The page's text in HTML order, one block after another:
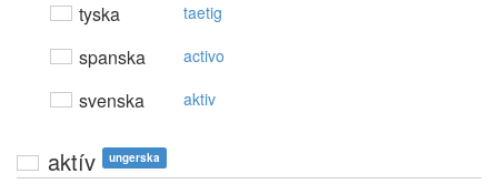
tyska taetig
spanska activo
svenska aktiv
aktív ungerska